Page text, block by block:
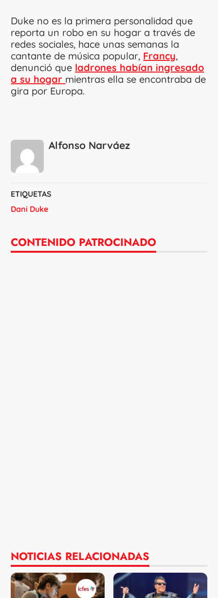
Duke no es la primera personalidad que
reporta un robo en su hogar a través de
redes sociales, hace unas semanas la
cantante de música popular, Francy,
denunció que ladrones habían ingresado
a su hogar mientras ella se encontraba de
gira por Europa.
Alfonso Narváez
ETIQUETAS
Dani Duke
CONTENIDO PATROCINADO
NOTICIAS RELACIONADAS